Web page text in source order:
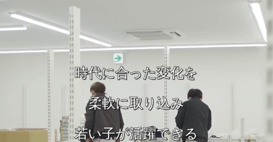
時代に合った変化を
柔軟に取り込み
若い子が活躍できる